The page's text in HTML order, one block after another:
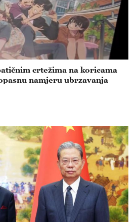
crtežima na koricama
namjeru ubrzavanja